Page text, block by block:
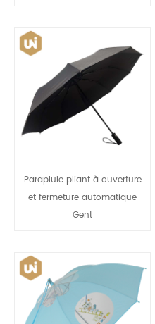
Parapluie pliant à ouverture
et fermeture automatique
Gent